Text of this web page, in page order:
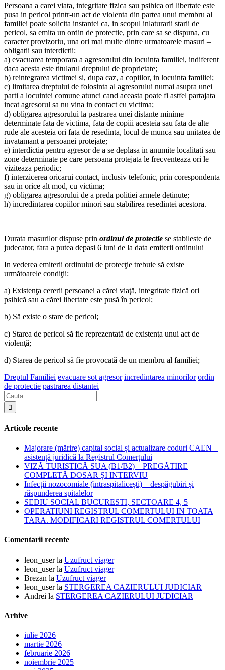
Persoana a carei viata, integritate fizica sau psihica ori libertate este
pusa in pericol printr-un act de violenta din partea unui membru al
familiei poate solicita instantei ca, in scopul inlaturarii starii de
pericol, sa emita un ordin de protectie, prin care sa se dispuna, cu
caracter provizoriu, una ori mai multe dintre urmatoarele masuri –
obligatii sau interdictii:
a) evacuarea temporara a agresorului din locuinta familiei, indiferent
daca acesta este titularul dreptului de proprietate;
b) reintegrarea victimei si, dupa caz, a copiilor, in locuinta familiei;
c) limitarea dreptului de folosinta al agresorului numai asupra unei
parti a locuintei comune atunci cand aceasta poate fi astfel partajata
incat agresorul sa nu vina in contact cu victima;
d) obligarea agresorului la pastrarea unei distante minime
determinate fata de victima, fata de copiii acesteia sau fata de alte
rude ale acesteia ori fata de resedinta, locul de munca sau unitatea de
invatamant a persoanei protejate;
e) interdictia pentru agresor de a se deplasa in anumite localitati sau
zone determinate pe care persoana protejata le frecventeaza ori le
viziteaza periodic;
f) interzicerea oricarui contact, inclusiv telefonic, prin corespondenta
sau in orice alt mod, cu victima;
g) obligarea agresorului de a preda politiei armele detinute;
h) incredintarea copiilor minori sau stabilirea resedintei acestora.
Durata masurilor dispuse prin ordinul de protectie se stabileste de
judecator, fara a putea depasi 6 luni de la data emiterii ordinului
In vederea emiterii ordinului de protecţie trebuie să existe
următoarele condiţii:
a) Existenţa cererii persoanei a cărei viaţă, integritate fizică ori
psihică sau a cărei libertate este pusă în pericol;
b) Să existe o stare de pericol;
c) Starea de pericol să fie reprezentată de existenţa unui act de
violenţă;
d) Starea de pericol să fie provocată de un membru al familiei;
Dreptul Familiei evacuare sot agresor incredintarea minorilor ordin
de protectie pastrarea distantei
Articole recente
Majorare (mărire) capital social și actualizare coduri CAEN –
asistență juridică la Registrul Comerțului
VIZĂ TURISTICĂ SUA (B1/B2) – PREGĂTIRE
COMPLETĂ DOSAR ȘI INTERVIU
Infecții nozocomiale (intraspitalicești) – despăgubiri și
răspunderea spitalelor
SEDIU SOCIAL BUCURESTI, SECTOARE 4, 5
OPERATIUNI REGISTRUL COMERTULUI IN TOATA
TARA. MODIFICARI REGISTRUL COMERTULUI
Comentarii recente
leon_userla Uzufruct viager
leon_userla Uzufruct viager
Brezan la Uzufruct viager
leon_userla STERGEREA CAZIERULUI JUDICIAR
Andrei la STERGEREA CAZIERULUI JUDICIAR
Arhive
iulie 2026
martie 2026
februarie 2026
noiembrie 2025